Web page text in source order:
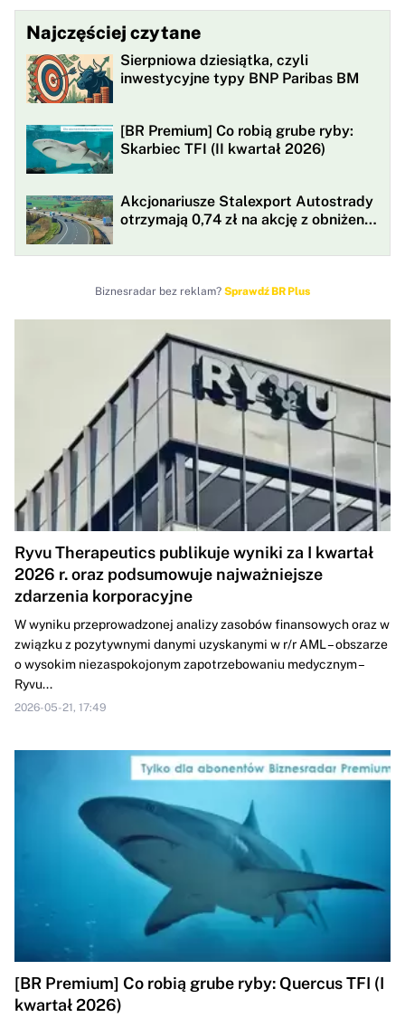
Najczęściej czytane
Sierpniowa dziesiątka, czyli
inwestycyjne typy BNP Paribas BM
[BR Premium] Co robią grube ryby:
Skarbiec TFI (II kwartał 2026)
Akcjonariusze Stalexport Autostrady
otrzymają 0,74 zł na akcję z obniżenia
Biznesradar bez reklam? Sprawdź BR Plus
Ryvu Therapeutics publikuje wyniki za I kwartał
2026 r. oraz podsumowuje najważniejsze
zdarzenia korporacyjne
W wyniku przeprowadzonej analizy zasobów finansowych oraz w
związku z pozytywnymi danymi uzyskanymi w r/r AML – obszarze
o wysokim niezaspokojonym zapotrzebowaniu medycznym –
Ryvu...
2026-05-21, 17:49
[BR Premium] Co robią grube ryby: Quercus TFI (I
kwartał 2026)